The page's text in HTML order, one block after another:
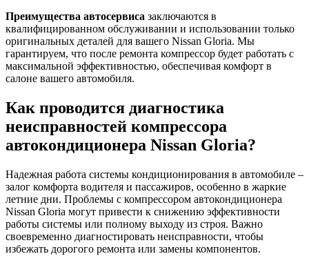
Преимущества автосервиса заключаются в
квалифицированном обслуживании и использовании только
оригинальных деталей для вашего Nissan Gloria. Мы
гарантируем, что после ремонта компрессор будет работать с
максимальной эффективностью, обеспечивая комфорт в
салоне вашего автомобиля.
Как проводится диагностика
неисправностей компрессора
автокондиционера Nissan Gloria?
Надежная работа системы кондиционирования в автомобиле –
залог комфорта водителя и пассажиров, особенно в жаркие
летние дни. Проблемы с компрессором автокондиционера
Nissan Gloria могут привести к снижению эффективности
работы системы или полному выходу из строя. Важно
своевременно диагностировать неисправности, чтобы
избежать дорогого ремонта или замены компонентов.